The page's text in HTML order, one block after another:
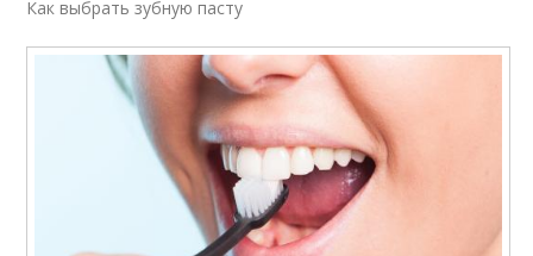
Как выбрать зубную пасту